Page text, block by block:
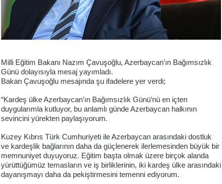
Milli Eğitim Bakanı Nazım Çavuşoğlu, Azerbaycan’ın Bağımsızlık
Günü dolayısıyla mesaj yayımladı.
Bakan Çavuşoğlu mesajında şu ifadelere yer verdi;
“Kardeş ülke Azerbaycan’ın Bağımsızlık Günü’nü en içten
duygularımla kutluyor, bu anlamlı günde Azerbaycan halkının
sevincini yürekten paylaşıyorum.
Kuzey Kıbrıs Türk Cumhuriyeti ile Azerbaycan arasındaki dostluk
ve kardeşlik bağlarının daha da güçlenerek ilerlemesinden büyük bir
memnuniyet duyuyoruz. Eğitim başta olmak üzere birçok alanda
yürüttüğümüz temasların ve iş birliklerinin, iki kardeş ülke arasındaki
dayanışmayı daha da pekiştirmesini temenni ediyorum.